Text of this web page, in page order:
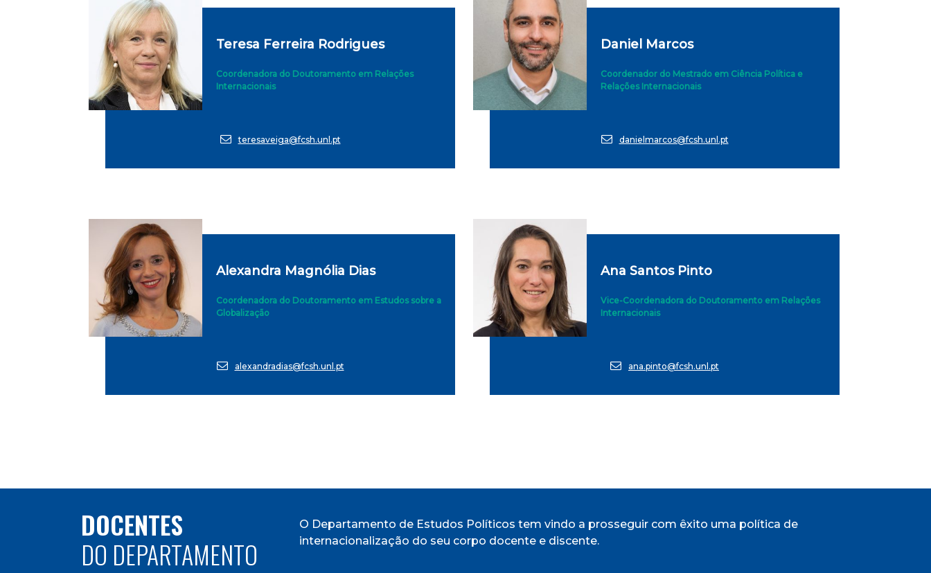
Teresa Ferreira Rodrigues
Coordenadora do Doutoramento em Relações
Internacionais
teresaveiga@fcsh.unl.pt
Daniel Marcos
Coordenador do Mestrado em Ciência Política e
Relações Internacionais
danielmarcos@fcsh.unl.pt
Alexandra Magnólia Dias
Coordenadora do Doutoramento em Estudos sobre a
Globalização
alexandradias@fcsh.unl.pt
Ana Santos Pinto
Vice-Coordenadora do Doutoramento em Relações
Internacionais
ana.pinto@fcsh.unl.pt
DOCENTES
DO DEPARTAMENTO
O Departamento de Estudos Políticos tem vindo a prosseguir com êxito uma política de
internacionalização do seu corpo docente e discente.